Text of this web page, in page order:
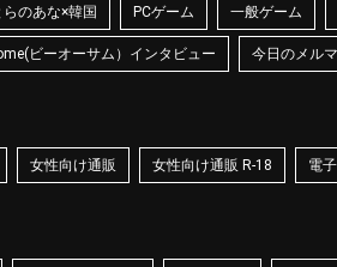
らのあな×韓国 PCゲーム 一般ゲーム
ビーオーサム）インタビュー 今日のメル
女性向け通販 女性向け通販 R-18 電